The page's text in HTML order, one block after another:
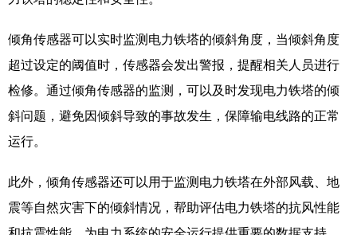
倾角传感器可以实时监测电力铁塔的倾斜角度，当倾斜角度
超过设定的阈值时，传感器会发出警报，提醒相关人员进行
检修。通过倾角传感器的监测，可以及时发现电力铁塔的倾
斜问题，避免因倾斜导致的事故发生，保障输电线路的正常
运行。
此外，倾角传感器还可以用于监测电力铁塔在外部风载、地
震等自然灾害下的倾斜情况，帮助评估电力铁塔的抗风性能